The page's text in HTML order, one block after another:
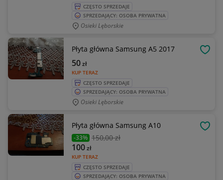
CZĘSTO SPRZEDAJE
SPRZEDAJĄCY: OSOBA PRYWATNA
Osieki Lęborskie
Płyta główna Samsung A5 2017
KUP TERAZ
50zł
CZĘSTO SPRZEDAJE
SPRZEDAJĄCY: OSOBA PRYWATNA
Osieki Lęborskie
Płyta główna Samsung A10
-33% 150,00 zł
KUP TERAZ
100zł
CZĘSTO SPRZEDAJE
SPRZEDAJĄCY: OSOBA PRYWATNA